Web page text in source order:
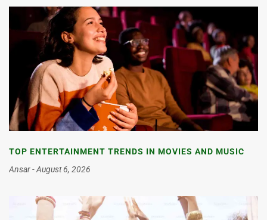
TOP ENTERTAINMENT TRENDS IN MOVIES AND MUSIC
Ansar August 6, 2026